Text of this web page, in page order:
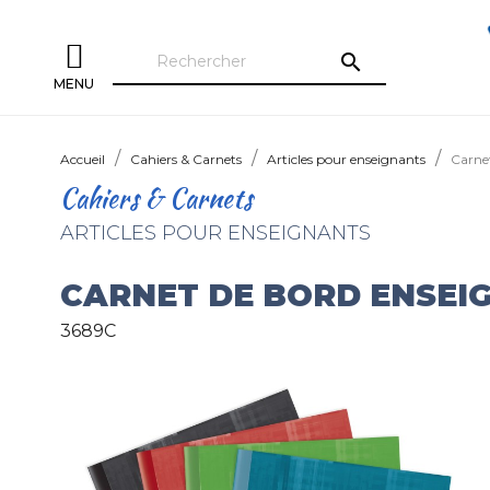
MENU
search
Accueil Cahiers & Carnets Articles pour enseignants
Cahiers & Carnets
ARTICLES POUR ENSEIGNANTS
CARNET DE BORD
3689C